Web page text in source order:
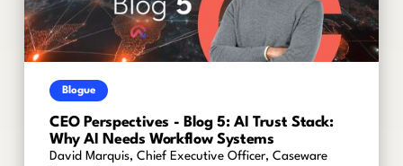
Blogue
CEO Perspectives - Blog 5: AI Trust Stack:
Why AI Needs Workflow Systems
David Marquis, Chief Executive Officer, Caseware